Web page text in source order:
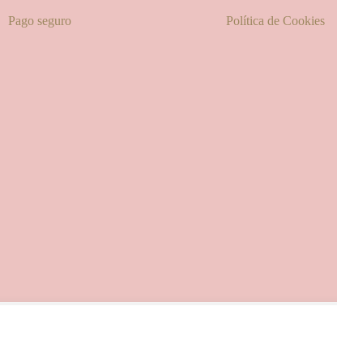
Pago seguro Política de Cookies